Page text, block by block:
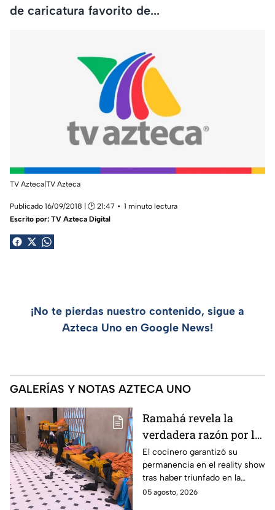
de caricatura favorito de...
TV Azteca|TV Azteca
Publicado 16/09/2018 | 🕑 21:47
1 minuto lectura
Escrito por: TV Azteca Digital
¡No te pierdas nuestro contenido, sigue a
Azteca Uno en Google News!
GALERÍAS Y NOTAS AZTECA UNO
Ramahá revela la
verdadera razón por la
que subió a Daniela al
balcón de MasterChef
24/7
El cocinero garantizó su
permanencia en el reality show
tras haber triunfado en la
pasada batalla por equipos
05 agosto, 2026